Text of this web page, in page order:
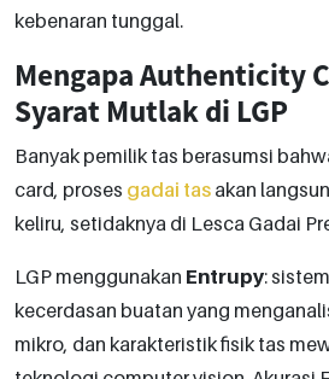
kebenaran tunggal.
Mengapa Authenticity
Syarat Mutlak di LGP
Banyak pemilik tas berasumsi
card, proses gadai tas akan
keliru, setidaknya di Lesca Gadai
LGP menggunakan Entrupy:
kecerdasan buatan yang
mikro, dan karakteristik fisik tas